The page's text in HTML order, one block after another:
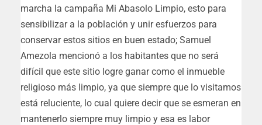
marcha la campaña Mi Abasolo Limpio, esto para
sensibilizar a la población y unir esfuerzos para
conservar estos sitios en buen estado; Samuel
Amezola mencionó a los habitantes que no será
difícil que este sitio logre ganar como el inmueble
religioso más limpio, ya que siempre que lo visitamos
está reluciente, lo cual quiere decir que se esmeran en
mantenerlo siempre muy limpio y esa es labor